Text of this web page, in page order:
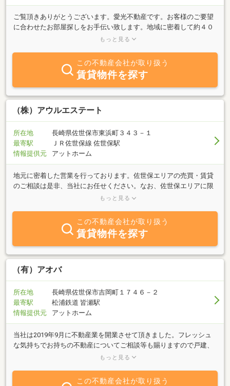
ご覧頂きありがとうございます。愛光不動産です。お客様のご要望
に合わせたお部屋探しをお手伝い致します。地域に密着して約４０
年になります。気になる物件ございましたら、お気軽にご連絡下さ
もっと見る
この不動産会社が取り扱う
賃貸物件を探す
（株）アウルエステート
所在地
長崎県佐世保市東浜町３４３－１
最寄駅
ＪＲ佐世保線 佐世保駅
情報提供元
アットホーム
地元に密着した営業を行っております。佐世保エリアの売買・賃貸
のご相談は是非、当社にお任せください。なお、佐世保エリアに限
らず近隣地域の営業活動にも力を入れております！お気軽にご相談
もっと見る
この不動産会社が取り扱う
賃貸物件を探す
（有）アオバ
所在地
長崎県佐世保市吉岡町１７４６－２
最寄駅
松浦鉄道 皆瀬駅
情報提供元
アットホーム
当社は2019年9月に不動産業を開業させて頂きました。フレッシュ
な気持ちでお持ちの不動産についてご相談等も賜りますので戸建、
土地、アパートの売却相談や、購入の相談までご連絡お待ちしてお
もっと見る
この不動産会社が取り扱う